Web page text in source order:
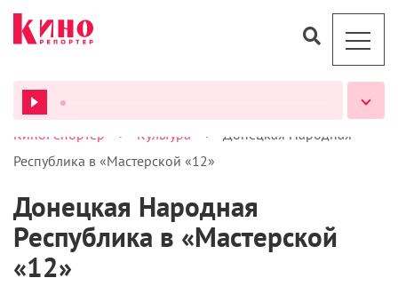
ВСЕ ПОДКАСТЫ
КиноРепортер > Культура >
Донецкая Народная
Республика в «Мастерской «12»
Донецкая Народная
Республика в «Мастерской
«12»